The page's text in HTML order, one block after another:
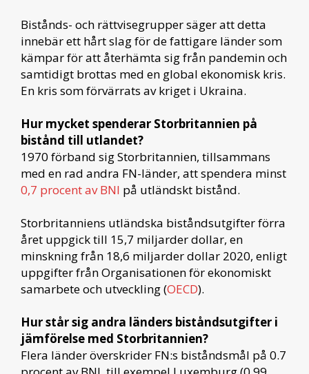
Bistånds- och rättvisegrupper säger att detta
innebär ett hårt slag för de fattigare länder som
kämpar för att återhämta sig från pandemin och
samtidigt brottas med en global ekonomisk kris.
En kris som förvärrats av kriget i Ukraina.
Hur mycket spenderar Storbritannien på
bistånd till utlandet?
1970 förband sig Storbritannien, tillsammans
med en rad andra FN-länder, att spendera minst
0,7 procent av BNI på utländskt bistånd.
Storbritanniens utländska biståndsutgifter förra
året uppgick till 15,7 miljarder dollar, en
minskning från 18,6 miljarder dollar 2020, enligt
uppgifter från Organisationen för ekonomiskt
samarbete och utveckling (OECD).
Hur står sig andra länders biståndsutgifter i
jämförelse med Storbritannien?
Flera länder överskrider FN:s biståndsmål på 0.7